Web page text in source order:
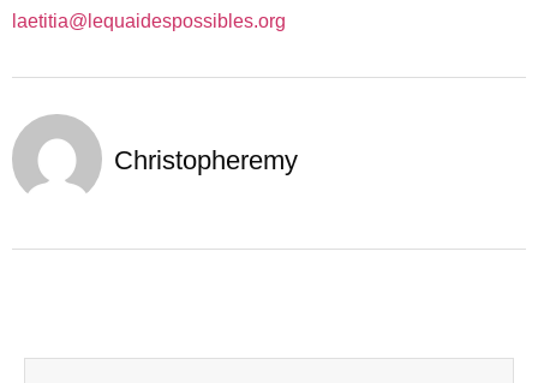
laetitia@lequaidespossibles.org
Christopheremy